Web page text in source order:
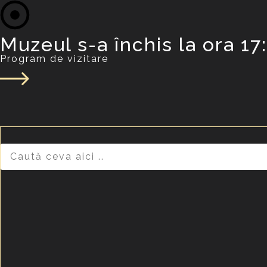
Muzeul s-a închis la ora
Program de vizitare